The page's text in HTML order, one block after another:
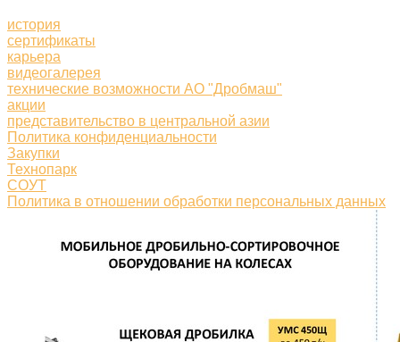
история
сертификаты
карьера
видеогалерея
технические возможности АО "Дробмаш"
акции
представительство в центральной азии
Политика конфиденциальности
Закупки
Технопарк
СОУТ
Политика в отношении обработки персональных данных